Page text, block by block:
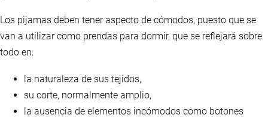
Los pijamas deben tener aspecto de cómodos, puesto que se
van a utilizar como prendas para dormir, que se reflejará sobre
todo en:
la naturaleza de sus tejidos,
su corte, normalmente amplio,
la ausencia de elementos incómodos como botones